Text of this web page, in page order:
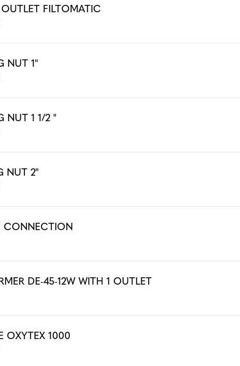
FILTOMATIC
NUT 1"
NUT 1 1/2 "
NUT 2"
CONNECTION
DE-45-12W WITH 1 OUTLET
OXYTEX 1000